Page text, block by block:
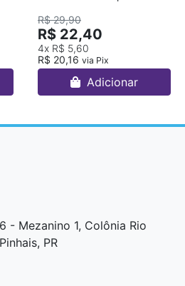
R$ 29,90
R$ 22,40
4x R$ 5,60
R$ 20,16 via Pix
Adicionar
- Mezanino 1, Colônia Rio
PR